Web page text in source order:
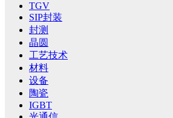
TGV
SIP封装
封测
晶圆
工艺技术
材料
设备
陶瓷
IGBT